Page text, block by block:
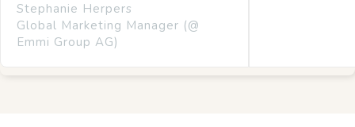
Stephanie Herpers
Global Marketing Manager (@
Emmi Group AG)